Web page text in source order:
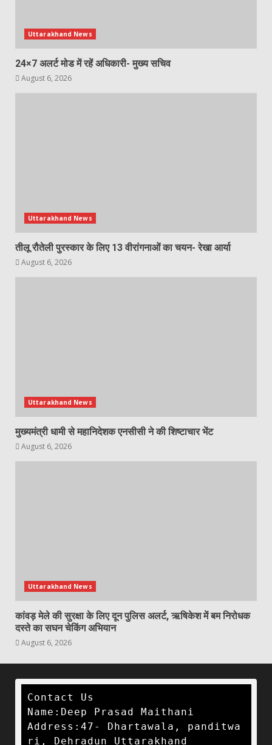
Uttarakhand News
24×7 अलर्ट मोड में रहें अधिकारी- मुख्य सचिव
August 6, 2026
Uttarakhand News
तीलू रौतेली पुरस्कार के लिए 13 वीरांगनाओं का चयन- रेखा आर्या
August 6, 2026
Uttarakhand News
मुख्यमंत्री धामी से महानिदेशक एनसीसी ने की शिष्टाचार भेंट
August 6, 2026
Uttarakhand News
कांवड़ मेले की सुरक्षा के लिए दून पुलिस अलर्ट, ऋषिकेश में बम निरोधक
दस्ते का सघन चेकिंग अभियान
August 6, 2026
Contact Us
Name:Deep Prasad Maithani
Address:47- Dhartawala, panditwa
ri, Dehradun Uttarakhand